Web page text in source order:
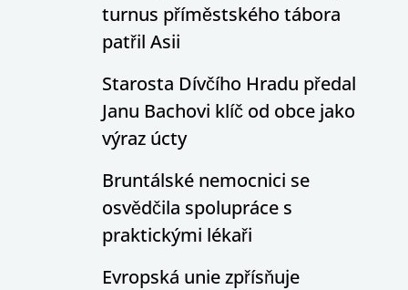
turnus příměstského tábora
patřil Asii
Starosta Dívčího Hradu předal
Janu Bachovi klíč od obce jako
výraz úcty
Bruntálské nemocnici se
osvědčila spolupráce s
praktickými lékaři
Evropská unie zpřísňuje